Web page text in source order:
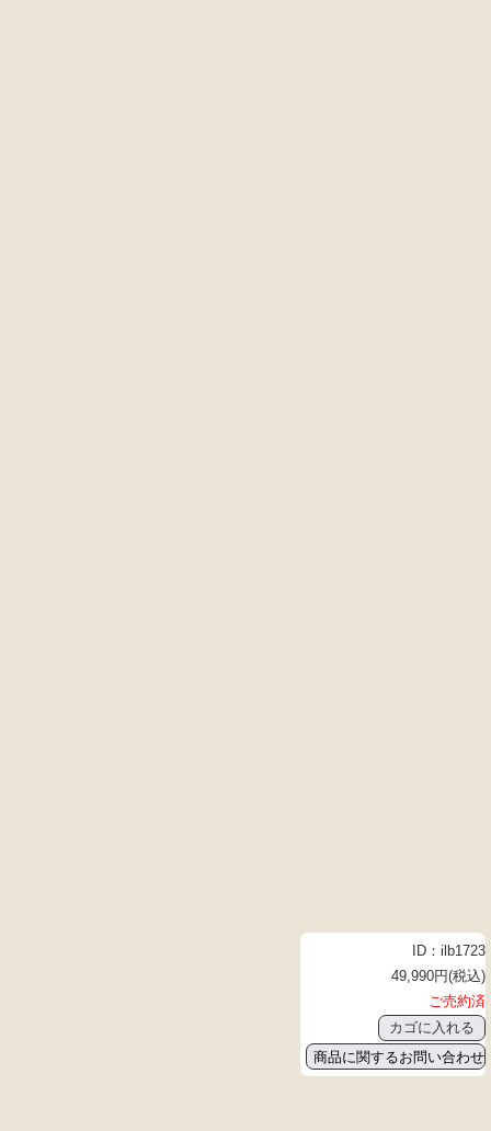
ID：ilb1723
49,990円(税込)
ご売約済
商品に関するお問い合わせ